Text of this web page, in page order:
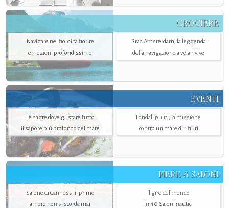
CROCIERE
Navigare nei fiordi fa fiorire
emozioni profondissime
Stad Amsterdam, la leggenda
della navigazione a vela rivive
EVENTI
Le sagre dove gustare tutto
il sapore più profondo del mare
Fondali puliti, la missione
contro un mare di rifiuti
FIERE & SALONI
Salone di Canness, il primo
amore non si scorda mai
Il giro del mondo
in 40 Saloni nautici